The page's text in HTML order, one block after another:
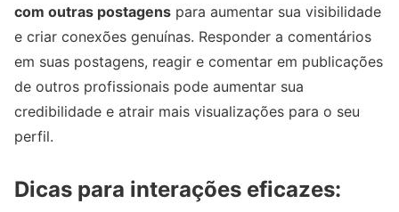
com outras postagens para aumentar sua visibilidade
e criar conexões genuínas. Responder a comentários
em suas postagens, reagir e comentar em publicações
de outros profissionais pode aumentar sua
credibilidade e atrair mais visualizações para o seu
perfil.
Dicas para interações eficazes: